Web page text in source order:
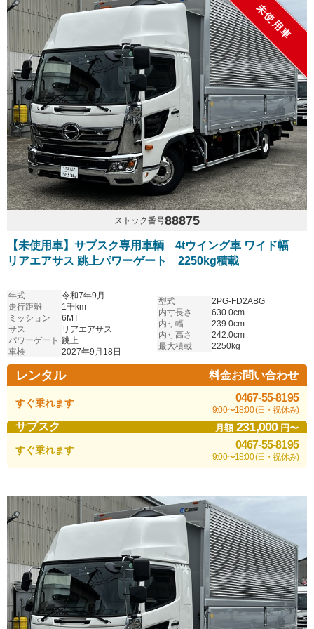
未使用車
ストック番号88875
【未使用車】サブスク専用車輌 4tウイング車 ワイド幅
リアエアサス 跳上パワーゲート 2250kg積載
年式
令和7年9月
走行距離
1千km
ミッション
6MT
サス
リアエアサス
パワーゲート 跳上
車検
2027年9月18日
型式
2PG-FD2ABG
内寸長さ
630.0cm
内寸幅
239.0cm
内寸高さ
242.0cm
最大積載
2250kg
レンタル 料金お問い合わせ
すぐ乗れます 0467-55-8195
9:00〜18:00 (日・祝休み)
サブスク 月額231,000円〜
すぐ乗れます 0467-55-8195
9:00〜18:00 (日・祝休み)